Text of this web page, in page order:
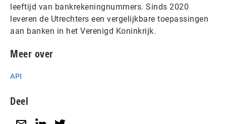
leeftijd van bankrekeningnummers. Sinds 2020
leveren de Utrechters een vergelijkbare toepassingen
aan banken in het Verenigd Koninkrijk.
Meer over
API
Deel